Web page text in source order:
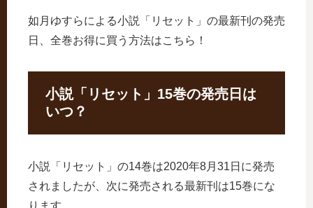
如月ゆすらによる小説「リセット」の最新刊の発売
日、全巻お得に買う方法はこちら！
小説「リセット」15巻の発売日は
いつ？
小説「リセット」の14巻は2020年8月31日に発売
されましたが、次に発売される最新刊は15巻にな